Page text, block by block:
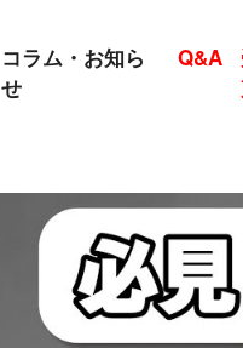
コラム・お知ら
せ
Q&A